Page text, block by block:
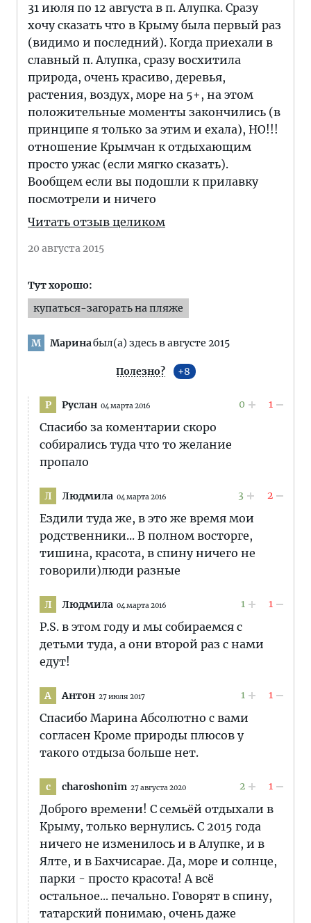
31 июля по 12 августа в п. Алупка. Сразу
хочу сказать что в Крыму была первый раз
(видимо и последний). Когда приехали в
славный п. Алупка, сразу восхитила
природа, очень красиво, деревья,
растения, воздух, море на 5+, на этом
положительные моменты закончились (в
принципе я только за этим и ехала), НО!!!
отношение Крымчан к отдыхающим
просто ужас (если мягко сказать).
Вообщем если вы подошли к прилавку
посмотрели и ничего
Читать отзыв целиком
20 августа 2015
Тут хорошо:
купаться-загорать на пляже
М Маринабыл(а) здесь в августе 2015
Полезно? 8
Р Руслан 04 марта 2016 0 1
Спасибо за коментарии скоро
собирались туда что то желание
пропало
Л Людмила 04 марта 2016 3 2
Ездили туда же, в это же время мои
родственники... В полном восторге,
тишина, красота, в спину ничего не
говорили)люди разные
Л Людмила 04 марта 2016 1 1
P.S. в этом году и мы собираемся с
детьми туда, а они второй раз с нами
едут!
А Антон 27 июля 2017 1 1
Спасибо Марина Абсолютно с вами
согласен Кроме природы плюсов у
такого отдыза больше нет.
c charoshonim 27 августа 2020 2 1
Доброго времени! С семьёй отдыхали в
Крыму, только вернулись. С 2015 года
ничего не изменилось и в Алупке, и в
Ялте, и в Бахчисарае. Да, море и солнце,
парки - просто красота! А всё
остальное... печально. Говорят в спину,
татарский понимаю, очень даже